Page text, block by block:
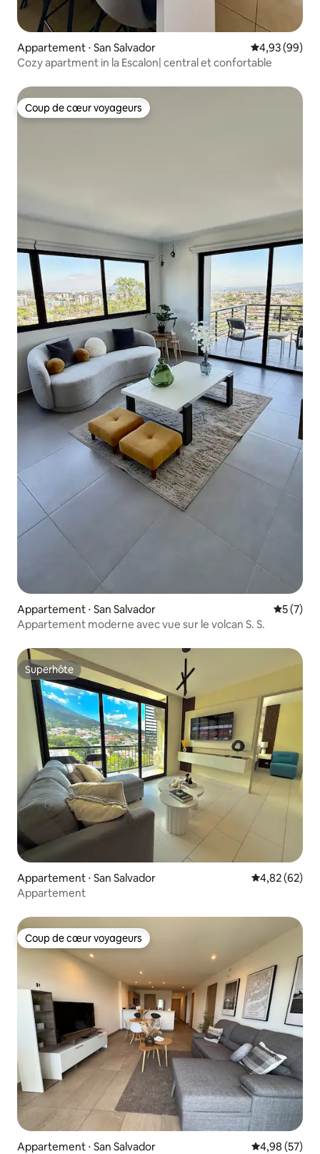
Appartement ⋅ San Salvador Évaluation
4,93 (99)
Cozy apartment in la Escalon| central et confortable
Coup de cœur voyageurs
Coup de cœur voyageurs
Appartement ⋅ San Salvador
5 (7)
Appartement moderne avec vue sur le volcan S. S.
Superhôte
Superhôte
Appartement ⋅ San Salvador Évaluation
4,82 (62)
Appartement
Coup de cœur voyageurs
Coup de cœur voyageurs
Appartement ⋅ San Salvador Évaluation
4,98 (57)